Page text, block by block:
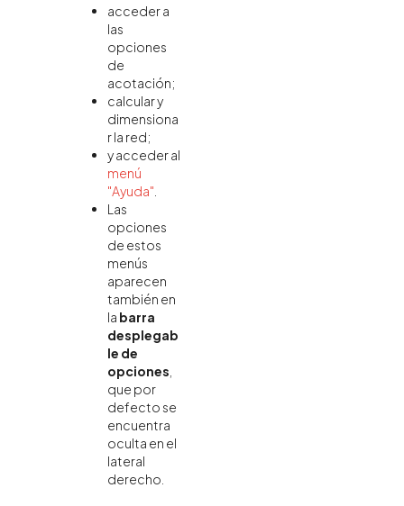
acceder a
las
opciones
de
acotación;
calcular y
dimensiona
r la red;
y acceder al
menú
"Ayuda"
Las
opciones
de estos
menús
aparecen
también en
la barra
desplegab
le de
opciones
que por
defecto se
encuentra
oculta en el
lateral
derecho.